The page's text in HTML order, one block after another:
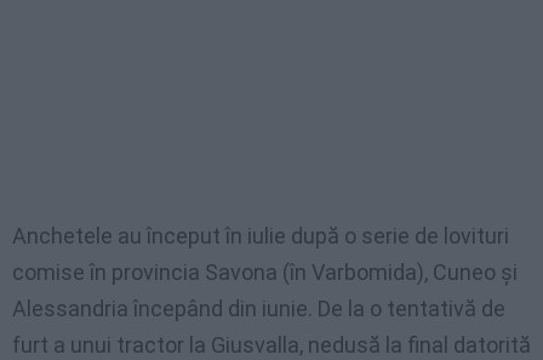
Anchetele au început în iulie după o serie de lovituri
comise în provincia Savona (în Varbomida), Cuneo și
Alessandria începând din iunie. De la o tentativă de
furt a unui tractor la Giusvalla, nedusă la final datorită